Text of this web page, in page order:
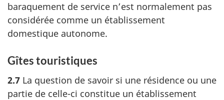
baraquement de service n’est normalement pas
considérée comme un établissement
domestique autonome.
Gîtes touristiques
2.7 La question de savoir si une résidence ou une
partie de celle-ci constitue un établissement